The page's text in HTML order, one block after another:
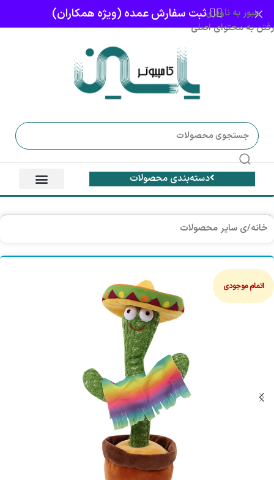
عبور به ناوبری
رفتن به محتوای اصلی
👈🏻 ثبت سفارش عمده (ویژه همکاران)
دسته‌بندی محصولات
خانه/ی سایر محصولات
اتمام موجودی